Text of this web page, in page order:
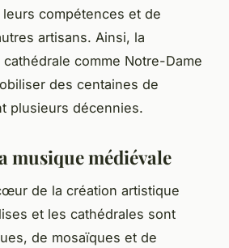
compétences et de
artisans. Ainsi, la
comme Notre-Dame
des centaines de
plusieurs décennies.
musique médiévale
de la création artistique
et les cathédrales sont
de mosaïques et de